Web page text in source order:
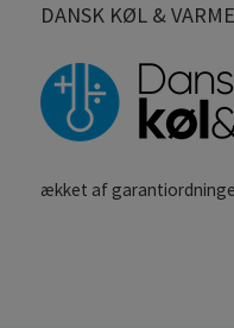
DANSK KØL &
ækket af